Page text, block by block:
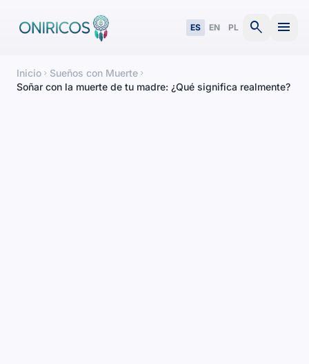
ES EN PL search menu
Inicio chevron_right Sueños con Muerte chevron_right
Soñar con la muerte de tu madre: ¿Qué significa realmente?